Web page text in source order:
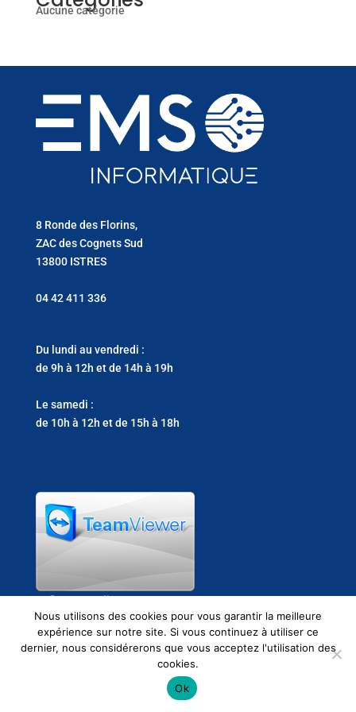
Aucune catégorie
8 Ronde des Florins,
ZAC des Cognets Sud
13800 ISTRES
04 42 411 336
Du lundi au vendredi :
de 9h à 12h et de 14h à 19h
Le samedi :
de 10h à 12h et de 15h à 18h
Support clients
2021 © EMS Informatique -
Nous utilisons des cookies pour vous garantir la meilleure
expérience sur notre site. Si vous continuez à utiliser ce
dernier, nous considérerons que vous acceptez l'utilisation des
cookies.
Ok